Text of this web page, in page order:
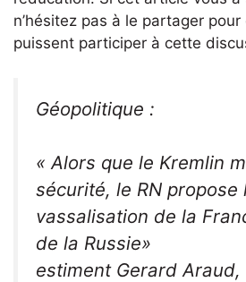
n’hésitez pas à le partager pour
puissent participer à cette
Géopolitique :
« Alors que le Kremlin
sécurité, le RN propose
vassalisation de la
de la Russie»
estiment Gerard Araud,